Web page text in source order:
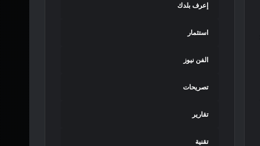
إعرف بلدك
استثمار
الفن نيوز
تصريحات
تقارير
تقنية